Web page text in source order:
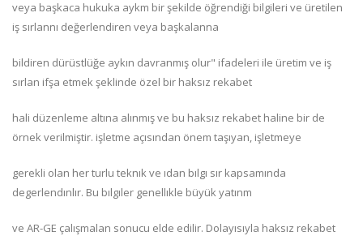
veya başkaca hukuka aykm bir şekilde öğrendiği bilgileri ve üretilen
iş sırlannı değerlendiren veya başkalanna
bildiren dürüstlüğe aykın davranmış olur" ifadeleri ile üretim ve iş
sırlan ifşa etmek şeklinde özel bir haksız rekabet
hali düzenleme altına alınmış ve bu haksız rekabet haline bir de
örnek verilmiştir. işletme açısından önem taşıyan, işletmeye
gerekli olan her turlu teknık ve ıdan bılgı sır kapsamında
degerlendınlır. Bu bılgıler genellıkle büyük yatınm
ve AR-GE çalışmalan sonucu elde edilir. Dolayısıyla haksız rekabet